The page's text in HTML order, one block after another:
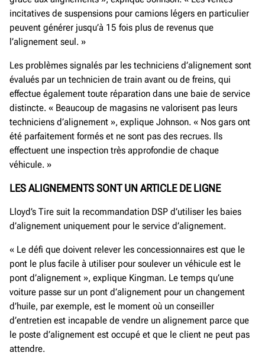
incitatives de suspensions pour camions légers en particulier
peuvent générer jusqu’à 15 fois plus de revenus que
l’alignement seul. »
Les problèmes signalés par les techniciens d’alignement sont
évalués par un technicien de train avant ou de freins, qui
effectue également toute réparation dans une baie de service
distincte. « Beaucoup de magasins ne valorisent pas leurs
techniciens d’alignement », explique Johnson. « Nos gars ont
été parfaitement formés et ne sont pas des recrues. Ils
effectuent une inspection très approfondie de chaque
véhicule. »
LES ALIGNEMENTS SONT UN ARTICLE DE LIGNE
Lloyd’s Tire suit la recommandation DSP d’utiliser les baies
d’alignement uniquement pour le service d’alignement.
« Le défi que doivent relever les concessionnaires est que le
pont le plus facile à utiliser pour soulever un véhicule est le
pont d’alignement », explique Kingman. Le temps qu’une
voiture passe sur un pont d’alignement pour un changement
d’huile, par exemple, est le moment où un conseiller
d’entretien est incapable de vendre un alignement parce que
le poste d’alignement est occupé et que le client ne peut pas
attendre.